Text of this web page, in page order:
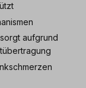
aufgrund